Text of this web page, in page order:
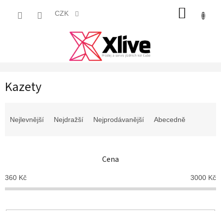
CZK
Kazety
p
r
o
Nejlevnější Nejdražší Nejprodávanější Abecedně
Cena
360 Kč 3000 Kč